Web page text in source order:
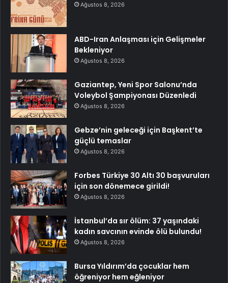
Ağustos 8, 2026
ABD-Iran Anlaşması için Gelişmeler
Bekleniyor
Ağustos 8, 2026
Gaziantep, Yeni Spor Salonu’nda
Voleybol Şampiyonası Düzenledi
Ağustos 8, 2026
Gebze’nin geleceği için Başkent’te
güçlü temaslar
Ağustos 8, 2026
Forbes Türkiye 30 Altı 30 başvuruları
için son dönemece girildi!
Ağustos 8, 2026
İstanbul’da sır ölüm: 37 yaşındaki
kadın savcının evinde ölü bulundu!
Ağustos 8, 2026
Bursa Yıldırım’da çocuklar hem
öğreniyor hem eğleniyor